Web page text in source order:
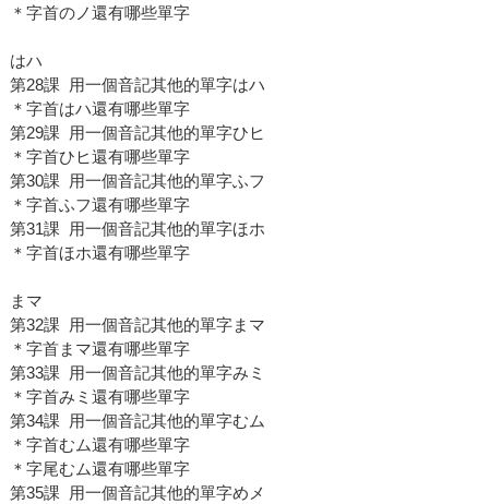
＊字首のノ還有哪些單字
はハ
第28課 用一個音記其他的單字はハ
＊字首はハ還有哪些單字
第29課 用一個音記其他的單字ひヒ
＊字首ひヒ還有哪些單字
第30課 用一個音記其他的單字ふフ
＊字首ふフ還有哪些單字
第31課 用一個音記其他的單字ほホ
＊字首ほホ還有哪些單字
まマ
第32課 用一個音記其他的單字まマ
＊字首まマ還有哪些單字
第33課 用一個音記其他的單字みミ
＊字首みミ還有哪些單字
第34課 用一個音記其他的單字むム
＊字首むム還有哪些單字
＊字尾むム還有哪些單字
第35課 用一個音記其他的單字めメ